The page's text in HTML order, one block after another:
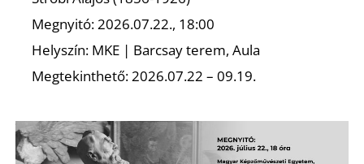
Megnyitó: 2026.07.22., 18:00
Helyszín: MKE | Barcsay terem, Aula
Megtekinthető: 2026.07.22 – 09.19.